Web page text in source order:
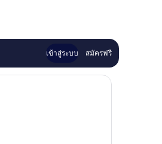
เข้าสู่ระบบ สมัครฟรี